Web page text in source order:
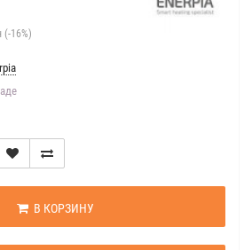
(-16%)
В КОРЗИНУ